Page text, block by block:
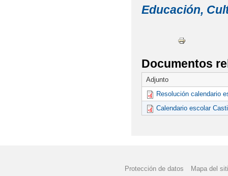
Educación,
Documentos
Adjunto
Resolución calendario
Calendario escolar
Protección de datos Mapa del